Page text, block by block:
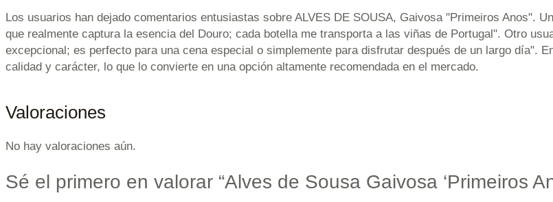
Los usuarios han dejado comentarios entusiastas sobre ALVES DE SOUSA, Gaivosa "Primeiros Anos".
que realmente captura la esencia del Douro; cada botella me transporta a las viñas de Portugal". Otro
excepcional; es perfecto para una cena especial o simplemente para disfrutar después de un largo día".
calidad y carácter, lo que lo convierte en una opción altamente recomendada en el mercado.
Valoraciones
No hay valoraciones aún.
Sé el primero en valorar “Alves de Sousa Gaivosa ‘Primeiros